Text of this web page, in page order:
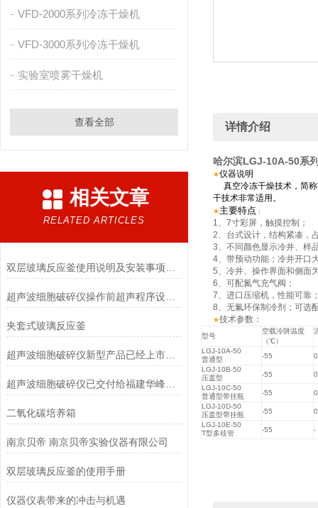
VFD-2000系列冷冻干燥机
VFD-3000系列冷冻干燥机
实验室喷雾干燥机
查看全部
相关文章
RELATED ARTICLES
超声波细胞破碎仪操作前超声程序设定方法
夹套式玻璃反应釜
超声波细胞破碎仪新型产品已经上市销售
二氧化碳培养箱
南京贝帝 南京贝帝实验仪器有限公司
双层玻璃反应釜的使用手册
仪器仪表带来的冲击与机遇
详情介绍
哈尔滨LGJ-10A-50系
★仪器说明
真空冷冻干燥技术，简
干技术非常适用。
★主要特点 ：
1、 7寸彩屏，触摸控制；
2、台式设计，结构紧凑，
3、不同颜色显示冷井、样
4、带预动功能；冷井开口
5、冷井、操作界面和侧面
6、可配氮气充气阀；
7、进口压缩机，性能可靠
8、无氟环保制冷剂；可选
★技术参数：
型号
空载冷阱温度
（℃）
LGJ-10A-50
普通型
-55
LGJ-10B-50
压盖型
-55
LGJ-10C-50
普通型带挂瓶
-55
LGJ-10D-50
压盖型带挂瓶
-55
LGJ-10E-50
T型多歧管 -55 -